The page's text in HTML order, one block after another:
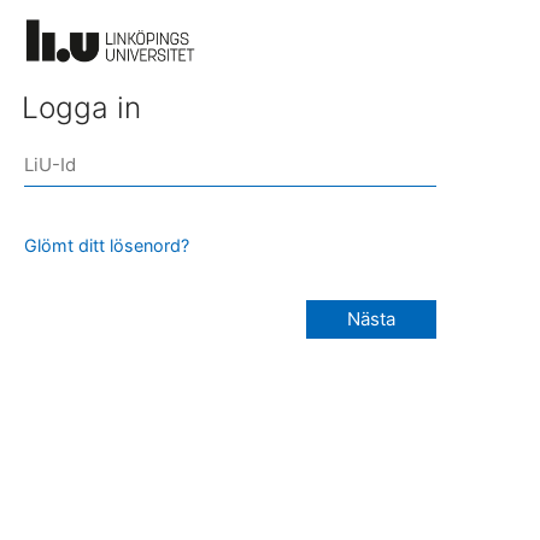
Logga in
Glömt ditt lösenord?
Nästa